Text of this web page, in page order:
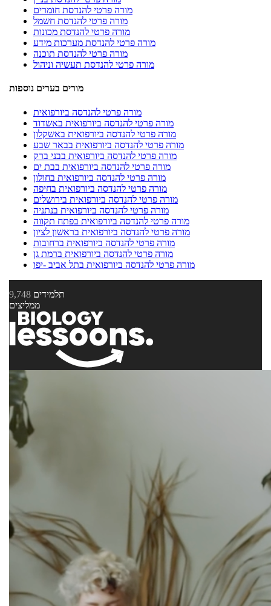
מורה פרטי להנדסת חומרים
מורה פרטי להנדסת חשמל
מורה פרטי להנדסת מכונות
מורה פרטי להנדסת מערכות מידע
מורה פרטי להנדסת תוכנה
מורה פרטי להנדסת תעשיה וניהול
מורים בערים נוספות
מורה פרטי להנדסה ביורפואית
מורה פרטי להנדסה ביורפואית באשדוד
מורה פרטי להנדסה ביורפואית באשקלון
מורה פרטי להנדסה ביורפואית בבאר שבע
מורה פרטי להנדסה ביורפואית בבני ברק
מורה פרטי להנדסה ביורפואית בבת ים
מורה פרטי להנדסה ביורפואית בחולון
מורה פרטי להנדסה ביורפואית בחיפה
מורה פרטי להנדסה ביורפואית בירושלים
מורה פרטי להנדסה ביורפואית בנתניה
מורה פרטי להנדסה ביורפואית בפתח תקווה
מורה פרטי להנדסה ביורפואית בראשון לציון
מורה פרטי להנדסה ביורפואית ברחובות
מורה פרטי להנדסה ביורפואית ברמת גן
מורה פרטי להנדסה ביורפואית בתל אביב -יפו
9,748 תלמידים
ממליצים